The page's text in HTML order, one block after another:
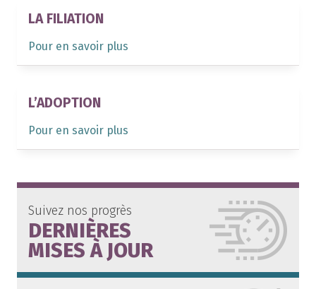
LA FILIATION
Pour en savoir plus
L’ADOPTION
Pour en savoir plus
Suivez nos progrès
DERNIÈRES
MISES À JOUR